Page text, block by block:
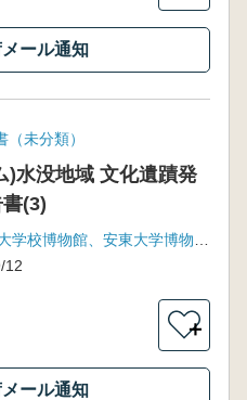
ール通知
（未分類）
)水没地域 文化遺蹟発
(3)
12
＋
ール通知